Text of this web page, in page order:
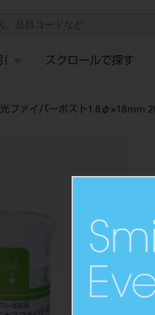
スクロールで探す
ファイバーポスト1.8φ×18mm